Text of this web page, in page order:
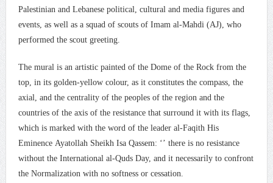
الحريّة والتحرير
مقال: عاشوراء البحرين… ميدان جهاد بالكلمة
مركز أمريكيّ: الهجمات الإيرانية هزّت الثقة بالحماية
الأمريكيّة لدول الخليج
Palestinian and Lebanese political, cultural and media figures and
events, as well as a squad of scouts of Imam al-Mahdi (AJ), who
performed the scout greeting.
The mural is an artistic painted of the Dome of the Rock from the
top, in its golden-yellow colour, as it constitutes the compass, the
axial, and the centrality of the peoples of the region and the
countries of the axis of the resistance that surround it with its flags,
which is marked with the word of the leader al-Faqith His
Eminence Ayatollah Sheikh Isa Qassem: ‘’ there is no resistance
without the International al-Quds Day, and it necessarily to confront
the Normalization with no softness or cessation.